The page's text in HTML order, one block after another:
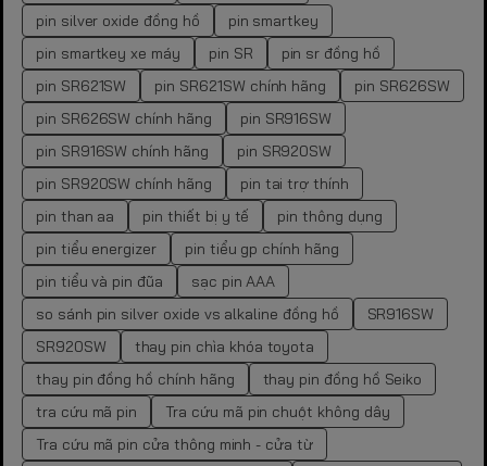
pin silver oxide đồng hồ
pin smartkey
pin smartkey xe máy
pin SR
pin sr đồng hồ
pin SR621SW
pin SR621SW chính hãng
pin SR626SW
pin SR626SW chính hãng
pin SR916SW
pin SR916SW chính hãng
pin SR920SW
pin SR920SW chính hãng
pin tai trợ thính
pin than aa
pin thiết bị y tế
pin thông dụng
pin tiểu energizer
pin tiểu gp chính hãng
pin tiểu và pin đũa
sạc pin AAA
so sánh pin silver oxide vs alkaline đồng hồ
SR916SW
SR920SW
thay pin chìa khóa toyota
thay pin đồng hồ chính hãng
thay pin đồng hồ Seiko
tra cứu mã pin
Tra cứu mã pin chuột không dây
Tra cứu mã pin cửa thông minh - cửa từ